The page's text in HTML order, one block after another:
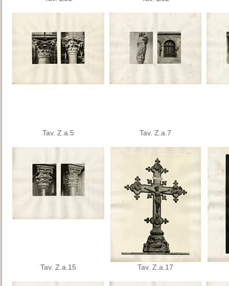
Tav. Z.a.5 Tav. Z.a.7
Tav. Z.a.15 Tav. Z.a.17